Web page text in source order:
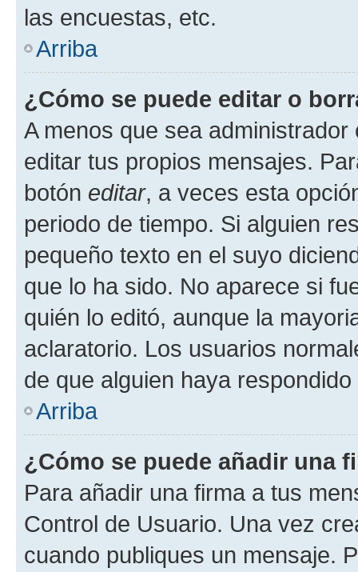
las encuestas, etc.
Arriba
¿Cómo se puede editar o
A menos que sea
editar tus propios mensajes.
botón editar, a veces esta
periodo de tiempo. Si alguien
pequeño texto en el suyo
que lo ha sido. No aparece si
quién lo editó, aunque la
aclaratorio. Los usuarios
de que alguien haya
Arriba
¿Cómo se puede añadir una
Para añadir una firma a tus
Control de Usuario. Una vez
cuando publiques un mensaje.